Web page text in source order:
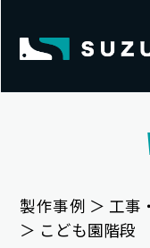
製作事例 ＞ 工事
＞ こども園階段